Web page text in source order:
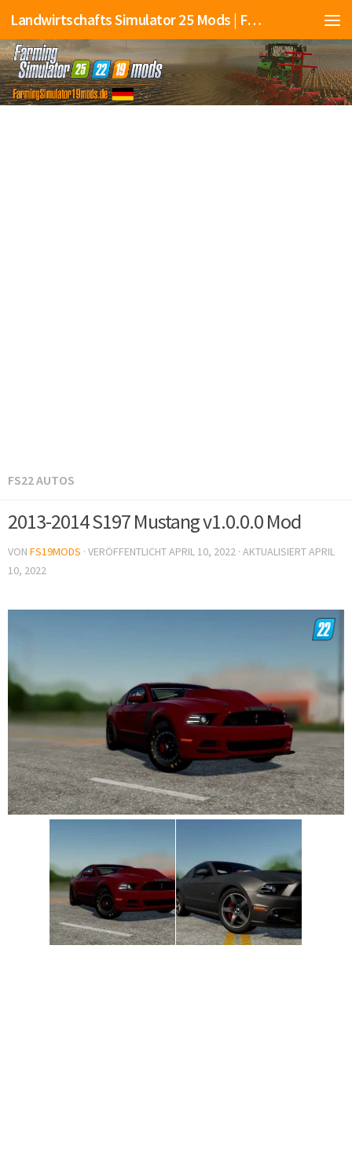
Landwirtschafts Simulator 25 Mods | Farming Simulator 25 Mods | FS25 Mods
FS22 AUTOS
2013-2014 S197 Mustang v1.0.0.0 Mod
VON FS19MODS · VERÖFFENTLICHTAPRIL 10, 2022 · AKTUALISIERTAPRIL
10, 2022